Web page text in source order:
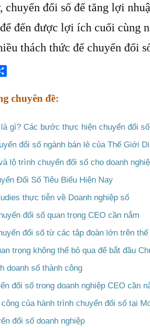
chuyển đổi số để tăng lợi
đến được lợi ích cuối cùng
thách thức để chuyển đổi
chuyên đề:
gì? Các bước thực hiện chuyển đổi
đổi số ngành bán lẻ của Thế Giới
lộ trình chuyển đổi số cho doanh
Đổi Số Tiêu Biểu Hiện Nay
thực tiễn về Doanh nghiệp số
đổi số quan trọng CEO cần nắm
đổi số từ các tập đoàn lớn trên
trọng không thể bỏ qua để bắt đầu
doanh số thành công
đổi số trong doanh nghiệp CEO cần
của hành trình chuyển đổi số tại
đổi số doanh nghiệp